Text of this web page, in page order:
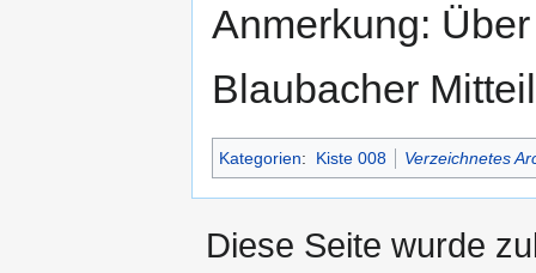
Anmerkung:
Blaubacher
Kategorien: Kiste 008 Verzeichnetes
Diese Seite wurde